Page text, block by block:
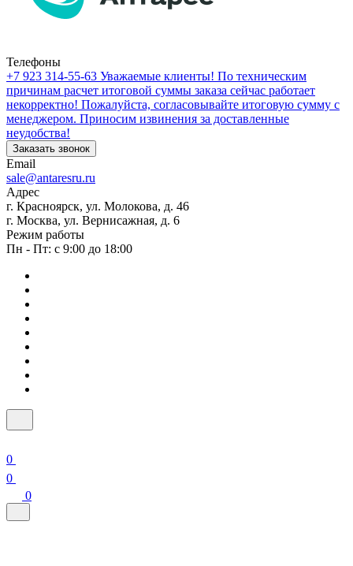
Телефоны
+7 923 314-55-63 Уважаемые клиенты! По техническим
причинам расчет итоговой суммы заказа сейчас работает
некорректно! Пожалуйста, согласовывайте итоговую сумму с
менеджером. Приносим извинения за доставленные
неудобства!
Заказать звонок
Email
sale@antaresru.ru
Адрес
г. Красноярск, ул. Молокова, д. 46
г. Москва, ул. Вернисажная, д. 6
Режим работы
Пн - Пт: с 9:00 до 18:00
0
0
0